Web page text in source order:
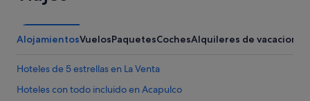
AlojamientosVuelosPaquetesCochesAlquileres de vacaciones
Hoteles de 5 estrellas en La Venta
Hoteles con todo incluido en Acapulco